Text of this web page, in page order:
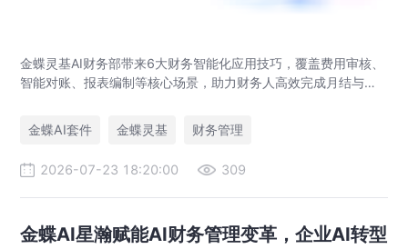
金蝶灵基AI财务部带来6大财务智能化应用技巧，覆盖费用审核、
智能对账、报表编制等核心场景，助力财务人高效完成月结与业
金蝶AI套件
金蝶灵基 财务管理
2026-07-23 18:20:00 309
金蝶AI星瀚赋能AI财务管理变革，企业AI转型